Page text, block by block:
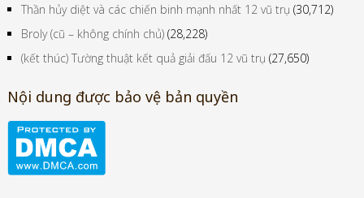
Thần hủy diệt và các chiến binh mạnh nhất 12 vũ trụ (30,712)
Broly (cũ – không chính chủ) (28,228)
(kết thúc) Tường thuật kết quả giải đấu 12 vũ trụ (27,650)
Nội dung được bảo vệ bản quyền